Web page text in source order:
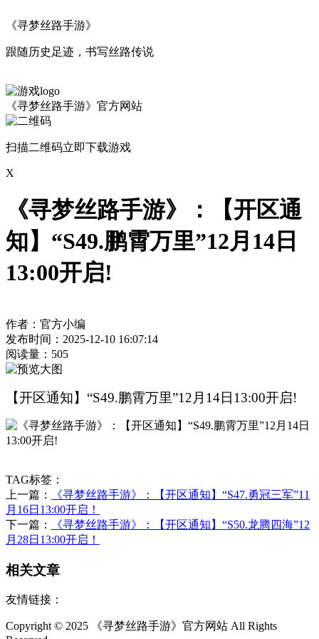
《寻梦丝路手游》
跟随历史足迹，书写丝路传说
《寻梦丝路手游》官方网站
扫描二维码立即下载游戏
X
《寻梦丝路手游》：【开区通
知】“S49.鹏霄万里”12月14日
13:00开启!
作者：官方小编
发布时间：2025-12-10 16:07:14
阅读量： 505
【开区通知】“S49.鹏霄万里”12月14日13:00开启!
TAG标签：
上一篇：
《寻梦丝路手游》：​【开区通知】“S47.勇冠三军”11
月16日13:00开启！
下一篇：
《寻梦丝路手游》：【开区通知】“S50.龙腾四海”12
月28日13:00开启！
相关文章
友情链接：
Copyright © 2025 《寻梦丝路手游》官方网站 All Rights